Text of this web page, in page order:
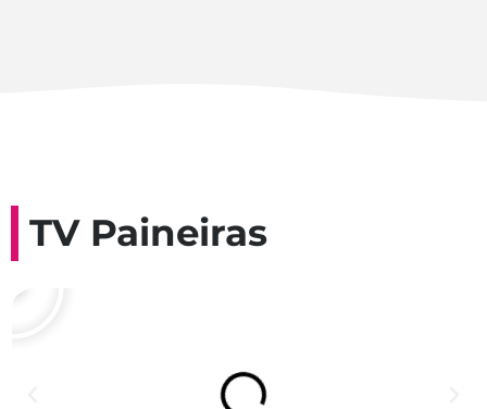
TV Paineiras